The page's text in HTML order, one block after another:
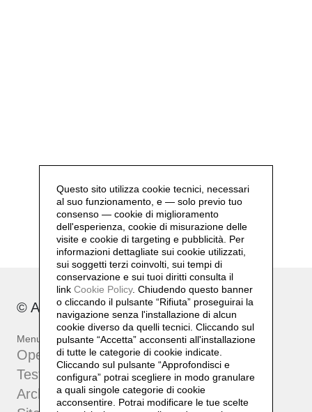
© Archivio Bruno Di Bello 2023
Menu
Opere
Testi e approfondimenti
Archivio
Questo sito utilizza cookie tecnici, necessari
al suo funzionamento, e — solo previo tuo
consenso — cookie di miglioramento
dell'esperienza, cookie di misurazione delle
visite e cookie di targeting e pubblicità. Per
informazioni dettagliate sui cookie utilizzati,
sui soggetti terzi coinvolti, sui tempi di
conservazione e sui tuoi diritti consulta il
link Cookie Policy. Chiudendo questo banner
o cliccando il pulsante “Rifiuta” proseguirai la
navigazione senza l'installazione di alcun
cookie diverso da quelli tecnici. Cliccando sul
pulsante “Accetta” acconsenti all'installazione
di tutte le categorie di cookie indicate.
Cliccando sul pulsante “Approfondisci e
configura” potrai scegliere in modo granulare
a quali singole categorie di cookie
acconsentire. Potrai modificare le tue scelte